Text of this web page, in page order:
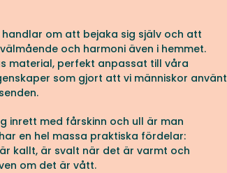
handlar om att bejaka sig själv och att
och harmoni även i hemmet.
material, perfekt anpassat till våra
som gjort att vi människor använt
inrett med fårskinn och ull är man
en hel massa praktiska fördelar:
kallt, är svalt när det är varmt och
om det är vått.